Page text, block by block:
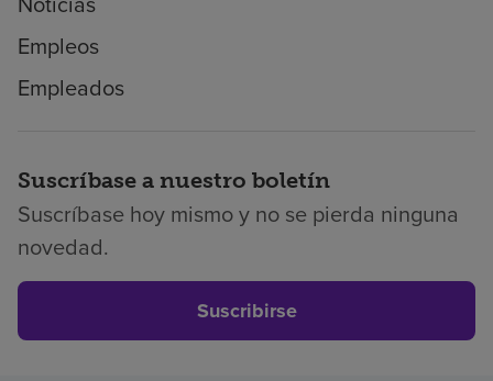
Empleos
Empleados
Suscríbase a nuestro boletín
Suscríbase hoy mismo y no se pierda ninguna
novedad.
Suscribirse